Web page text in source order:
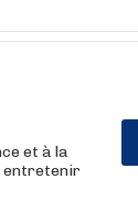
et à la
entretenir